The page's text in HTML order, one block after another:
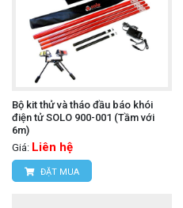
Bộ kit thử và tháo đầu báo khói
điện tử SOLO 900-001 (Tầm với
6m)
Giá: Liên hệ
ĐẶT MUA